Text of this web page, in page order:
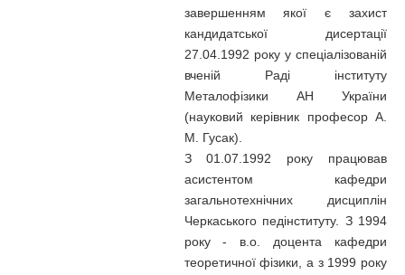
завершенням якої є захист
кандидатської дисертації
27.04.1992 року у спеціалізованій
вченій Раді інституту
Металофізики АН України
(науковий керівник професор А.
М. Гусак).
З 01.07.1992 року працював
асистентом кафедри
загальнотехнічних дисциплін
Черкаського педінституту. З 1994
року - в.о. доцента кафедри
теоретичної фізики, а з 1999 року